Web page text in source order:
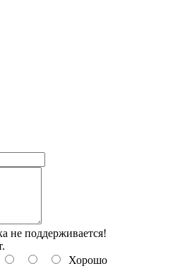
не поддерживается!
Хорошо